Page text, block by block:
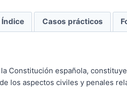
Índice Casos prácticos
Constitución española,
los aspectos civiles y penales